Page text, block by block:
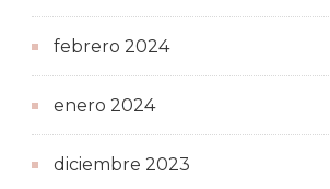
febrero 2024
enero 2024
diciembre 2023